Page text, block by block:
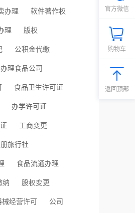
办理
软件著作权
理
版权
公积金代缴
理食品公司
食品卫生许可证
办学许可证
工商变更
旅行社
食品流通办理
纳
股权变更
械经营许可
公司
官方微信
购物车
返回顶部